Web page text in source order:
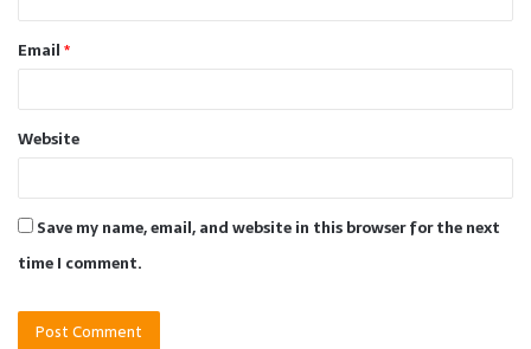
Email*
Website
Save my name, email, and website in this browser for the next
time I comment.